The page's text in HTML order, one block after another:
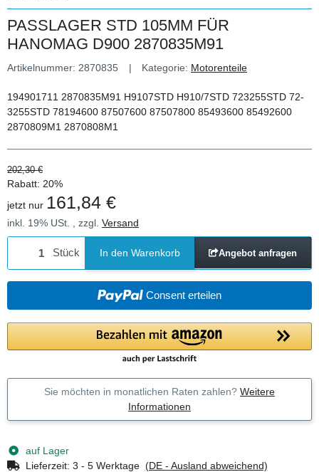
PASSLAGER STD 105MM FÜR
HANOMAG D900 2870835M91
Artikelnummer: 2870835 Kategorie: Motorenteile
194901711 2870835M91 H9107STD H910/7STD 723255STD 72-
3255STD 78194600 87507600 87507800 85493600 85492600
2870809M1 2870808M1
202,30 €
Rabatt: 20%
jetzt nur 161,84 €
inkl. 19% USt. , zzgl. Versand
Stück In den Warenkorb Angebot anfragen
Consent erteilen
Sie möchten in monatlichen Raten zahlen? Weitere
Informationen
auf Lager
Lieferzeit: 3 - 5 Werktage (DE - Ausland abweichend)